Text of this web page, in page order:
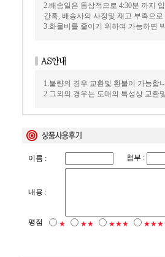
2.배송일은 통상적으로 4:30분 까지
간혹, 배송사의 사정및 재고 부촉으
3.화물비를 줄이기 위하여 가능하면
1.불량의 경우 교환및 환불이 가능합
2.그외의 경우는 도매의 특성상 교환
이름 : 첨부 :
내용 :
평점 ★ ★★ ★★★